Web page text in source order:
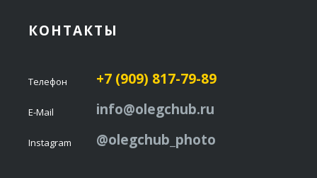
КОНТАКТЫ
Телефон +7 (909) 817-79-89
E-Mail info@olegchub.ru
Instagram @olegchub_photo